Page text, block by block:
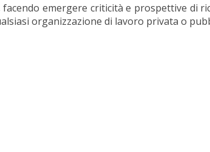
emergere criticità e prospettive
organizzazione di lavoro privata o